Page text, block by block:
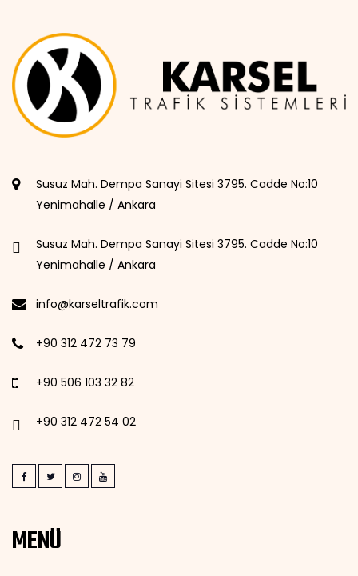
Susuz Mah. Dempa Sanayi Sitesi 3795. Cadde No:10
Yenimahalle / Ankara
Susuz Mah. Dempa Sanayi Sitesi 3795. Cadde No:10
Yenimahalle / Ankara
info@karseltrafik.com
+90 312 472 73 79
+90 506 103 32 82
+90 312 472 54 02
MENÜ